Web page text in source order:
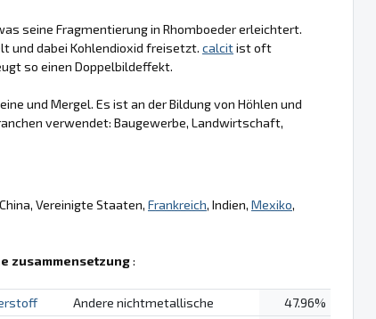
seine Fragmentierung in Rhomboeder erleichtert.
und dabei Kohlendioxid freisetzt. calcitist oft
so einen Doppelbildeffekt.
und Mergel. Es ist an der Bildung von Höhlen und
verwendet: Baugewerbe, Landwirtschaft,
Vereinigte Staaten, Frankreich, Indien, Mexiko,
zusammensetzung:
Andere nichtmetallische
47.96%